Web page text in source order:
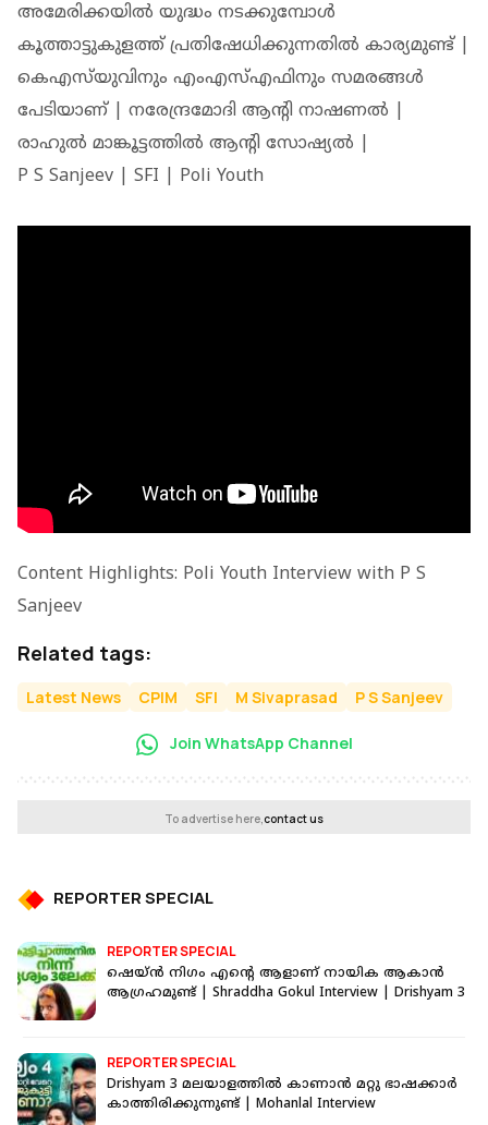
അമേരിക്കയില്‍ യുദ്ധം നടക്കുമ്പോള്‍
കൂത്താട്ടുകുളത്ത് പ്രതിഷേധിക്കുന്നതില്‍ കാര്യമുണ്ട് |
കെഎസ്‌യുവിനും എംഎസ്എഫിനും സമരങ്ങൾ
പേടിയാണ് | നരേന്ദ്രമോദി ആന്റി നാഷണൽ |
രാഹുൽ മാങ്കൂട്ടത്തിൽ ആന്റി സോഷ്യൽ |
P S Sanjeev | SFI | Poli Youth
Content Highlights: Poli Youth Interview with P S
Sanjeev
Related tags:
Latest News CPIM SFI M Sivaprasad P S Sanjeev
Join WhatsApp Channel
To advertise here,contact us
REPORTER SPECIAL
REPORTER SPECIAL
ഷെയ്ൻ നിഗം എന്റെ ആളാണ് നായിക ആകാൻ
ആഗ്രഹമുണ്ട് | Shraddha Gokul Interview | Drishyam 3
REPORTER SPECIAL
Drishyam 3 മലയാളത്തിൽ കാണാൻ മറ്റു ഭാഷക്കാർ
കാത്തിരിക്കുന്നുണ്ട് | Mohanlal Interview